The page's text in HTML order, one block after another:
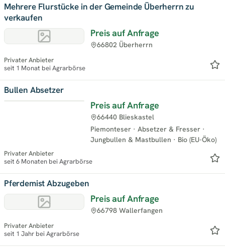
Mehrere Flurstücke in der Gemeinde Überherrn zu
verkaufen
Preis auf Anfrage
66802 Überherrn
Privater Anbieter
seit 1 Monat bei Agrarbörse
Bullen Absetzer
Preis auf Anfrage
Piemonteser · Absetzer & Fresser ·
Jungbullen & Mastbullen · Bio (EU-Öko)
66440 Blieskastel
Privater Anbieter
seit 6 Monaten bei Agrarbörse
Pferdemist Abzugeben
Preis auf Anfrage
66798 Wallerfangen
Privater Anbieter
seit 1 Jahr bei Agrarbörse